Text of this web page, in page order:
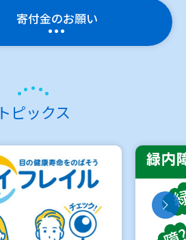
寄付金のお願い
トピックス